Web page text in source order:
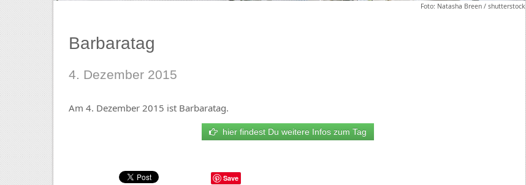
Foto: Natasha Breen / shutterstock
Barbaratag
4. Dezember 2015
Am 4. Dezember 2015 ist Barbaratag.
hier findest Du weitere Infos zum Tag
Save